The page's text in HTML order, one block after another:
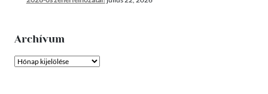
Archívum
Archívum